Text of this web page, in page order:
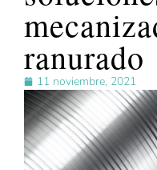
ranurado
11 noviembre, 2021